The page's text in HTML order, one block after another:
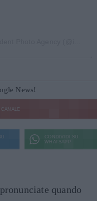
News!
CONDIVIDI SU
WHATSAPP
quando